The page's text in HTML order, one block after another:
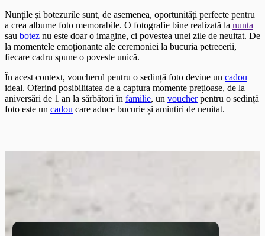
Nunțile și botezurile sunt, de asemenea, oportunități perfecte pentru
a crea albume foto memorabile. O fotografie bine realizată la nunta
sau botez nu este doar o imagine, ci povestea unei zile de neuitat. De
la momentele emoționante ale ceremoniei la bucuria petrecerii,
fiecare cadru spune o poveste unică.
În acest context, voucherul pentru o sedință foto devine un cadou
ideal. Oferind posibilitatea de a captura momente prețioase, de la
aniversări de 1 an la sărbători în familie, un voucherpentru o sedință
foto este un cadou care aduce bucurie și amintiri de neuitat.